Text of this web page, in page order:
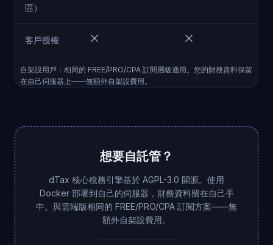
區）
客戶授權
自架設用戶：相同的 FREE/PRO/CPA 訂閱層級適用。您的財務資料保留
在自己伺服器上——無額外自架設費用。
想要自託管？
dTax 核心稅務引擎基於 AGPL-3.0 開源。使用
Docker 部署到自己的伺服器，財務資料留在自己手
中。與雲端版相同的 FREE/PRO/CPA 訂閱方案——無
額外自架設費用。